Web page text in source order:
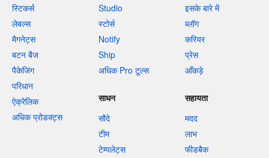
स्टिकर्स
लेबल्स
मैगनेट्स
बटन बैज
पैकेजिंग
परिधान
ऐक्रेलिक
अधिक प्रोडक्ट्स
Studio
स्टोर्स
Notify
Ship
अधिक Pro टूल्स
इसके बारे में
ब्लॉग
करियर
प्रेस
आँकड़े
साधन
सौदे
टीम
टेम्पलेट्स
सहायता
मदद
लाभ
फीडबैक